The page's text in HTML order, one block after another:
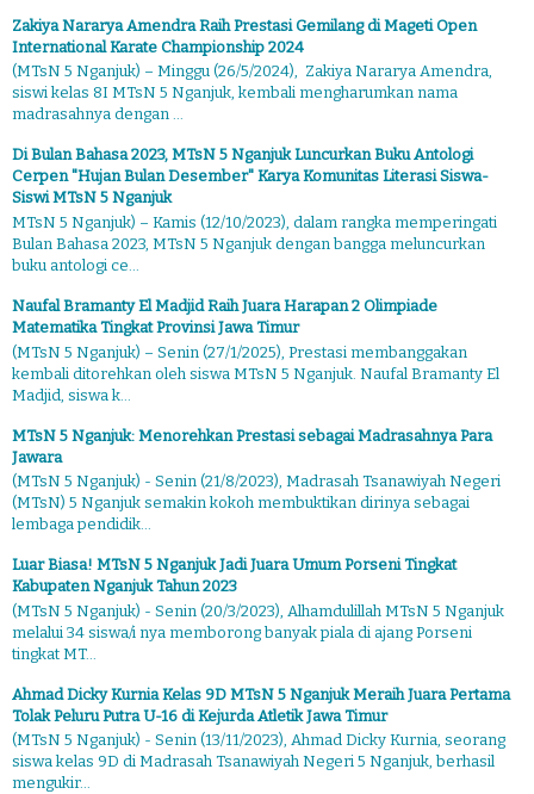
Zakiya Nararya Amendra Raih Prestasi Gemilang di Mageti Open
International Karate Championship 2024
(MTsN 5 Nganjuk) – Minggu (26/5/2024), Zakiya Nararya Amendra,
siswi kelas 8I MTsN 5 Nganjuk, kembali mengharumkan nama
madrasahnya dengan ...
Di Bulan Bahasa 2023, MTsN 5 Nganjuk Luncurkan Buku Antologi
Cerpen "Hujan Bulan Desember" Karya Komunitas Literasi Siswa-
Siswi MTsN 5 Nganjuk
MTsN 5 Nganjuk) – Kamis (12/10/2023), dalam rangka memperingati
Bulan Bahasa 2023, MTsN 5 Nganjuk dengan bangga meluncurkan
buku antologi ce...
Naufal Bramanty El Madjid Raih Juara Harapan 2 Olimpiade
Matematika Tingkat Provinsi Jawa Timur
(MTsN 5 Nganjuk) – Senin (27/1/2025), Prestasi membanggakan
kembali ditorehkan oleh siswa MTsN 5 Nganjuk. Naufal Bramanty El
Madjid, siswa k...
MTsN 5 Nganjuk: Menorehkan Prestasi sebagai Madrasahnya Para
Jawara
(MTsN 5 Nganjuk) - Senin (21/8/2023), Madrasah Tsanawiyah Negeri
(MTsN) 5 Nganjuk semakin kokoh membuktikan dirinya sebagai
lembaga pendidik...
Luar Biasa! MTsN 5 Nganjuk Jadi Juara Umum Porseni Tingkat
Kabupaten Nganjuk Tahun 2023
(MTsN 5 Nganjuk) - Senin (20/3/2023), Alhamdulillah MTsN 5 Nganjuk
melalui 34 siswa/i nya memborong banyak piala di ajang Porseni
tingkat MT...
Ahmad Dicky Kurnia Kelas 9D MTsN 5 Nganjuk Meraih Juara Pertama
Tolak Peluru Putra U-16 di Kejurda Atletik Jawa Timur
(MTsN 5 Nganjuk) - Senin (13/11/2023), Ahmad Dicky Kurnia, seorang
siswa kelas 9D di Madrasah Tsanawiyah Negeri 5 Nganjuk, berhasil
mengukir...